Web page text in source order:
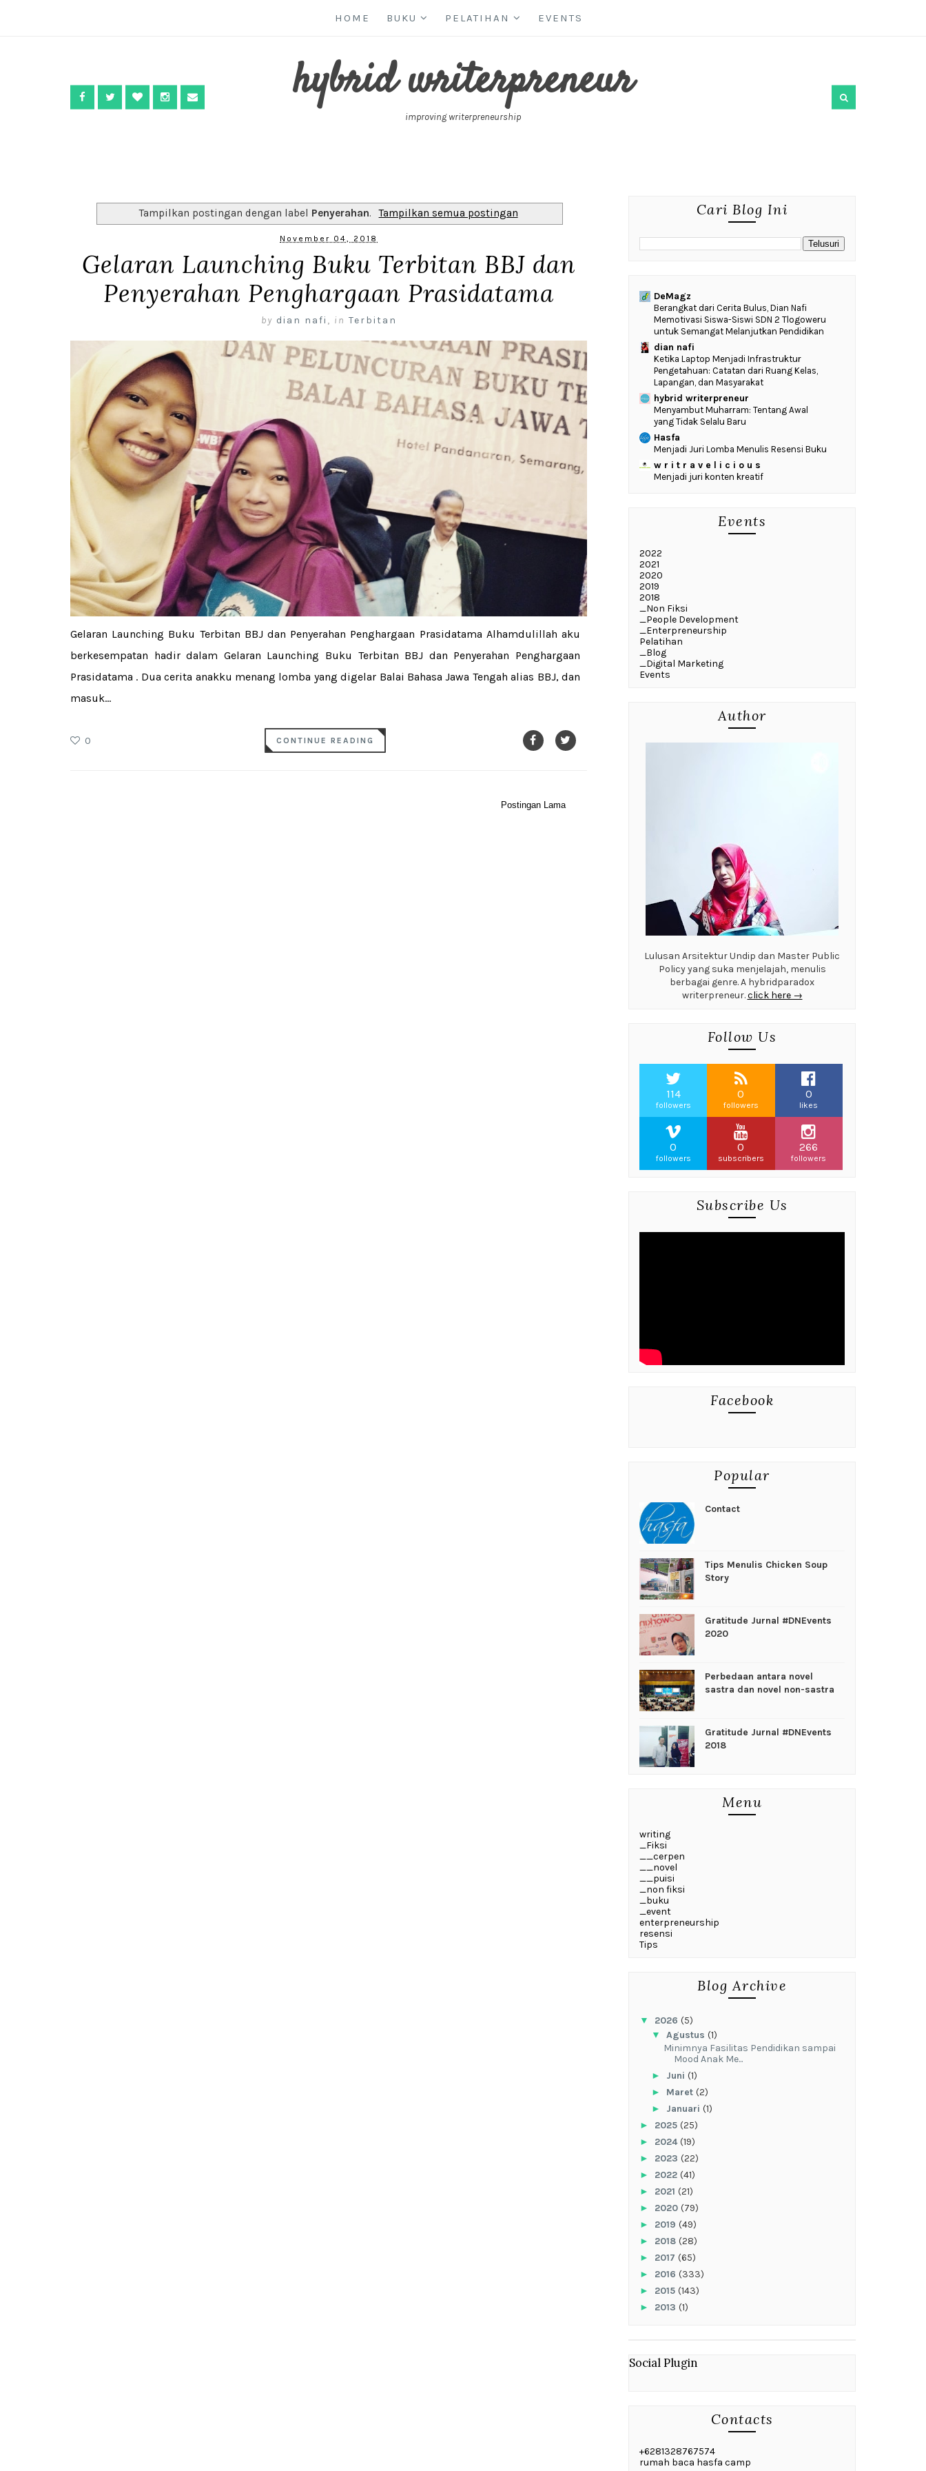
HOME BUKU PELATIHAN EVENTS
hybrid writerpreneur
improving writerpreneurship
Tampilkan postingan dengan label Penyerahan. Tampilkan semua postingan
November 04, 2018
Gelaran Launching Buku Terbitan BBJ dan
Penyerahan Penghargaan Prasidatama
by dian nafi , in Terbitan
Gelaran Launching Buku Terbitan BBJ dan Penyerahan Penghargaan Prasidatama Alhamdulillah aku
berkesempatan hadir dalam Gelaran Launching Buku Terbitan BBJ dan Penyerahan Penghargaan
Prasidatama . Dua cerita anakku menang lomba yang digelar Balai Bahasa Jawa Tengah alias BBJ, dan
masuk...
0 CONTINUE READING
Postingan Lama
Cari Blog Ini
DeMagz
‎Berangkat dari Cerita Bulus, Dian Nafi
Memotivasi Siswa-Siswi SDN 2 Tlogoweru
untuk Semangat Melanjutkan Pendidikan
dian nafi
Ketika Laptop Menjadi Infrastruktur
Pengetahuan: Catatan dari Ruang Kelas,
Lapangan, dan Masyarakat
hybrid writerpreneur
Menyambut Muharram: Tentang Awal
yang Tidak Selalu Baru
Hasfa
Menjadi Juri Lomba Menulis Resensi Buku
w r i t r a v e l i c i o u s
Menjadi juri konten kreatif
Events
2022
2021
2020
2019
2018
_Non Fiksi
_People Development
_Enterpreneurship
Pelatihan
_Blog
_Digital Marketing
Events
Author
Lulusan Arsitektur Undip dan Master Public
Policy yang suka menjelajah, menulis
berbagai genre. A hybridparadox
writerpreneur.click here →
Follow Us
114
followers
0
followers
0
likes
0
followers
0
subscribers
266
followers
Subscribe Us
Facebook
Popular
Contact
Tips Menulis Chicken Soup
Story
Gratitude Jurnal #DNEvents
2020
Perbedaan antara novel
sastra dan novel non-sastra
Gratitude Jurnal #DNEvents
2018
Menu
writing
_Fiksi
__cerpen
__novel
__puisi
_non fiksi
_buku
_event
enterpreneurship
resensi
Tips
Blog Archive
▼ 2026 (5)
▼ Agustus (1)
‎Minimnya Fasilitas Pendidikan sampai
Mood Anak Me...
► Juni (1)
► Maret (2)
► Januari (1)
► 2025 (25)
► 2024(19)
► 2023 (22)
► 2022 (41)
► 2021 (21)
► 2020 (79)
► 2019 (49)
► 2018 (28)
► 2017 (65)
► 2016 (333)
► 2015 (143)
► 2013 (1)
Social Plugin
Contacts
+6281328767574
rumah baca hasfa camp